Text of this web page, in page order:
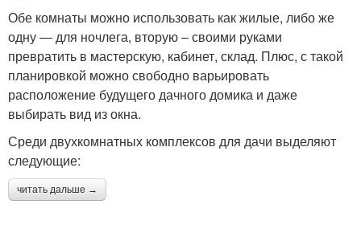
Обе комнаты можно использовать как жилые, либо же
одну — для ночлега, вторую – своими руками
превратить в мастерскую, кабинет, склад. Плюс, с такой
планировкой можно свободно варьировать
расположение будущего дачного домика и даже
выбирать вид из окна.
Среди двухкомнатных комплексов для дачи выделяют
следующие:
читать дальше →